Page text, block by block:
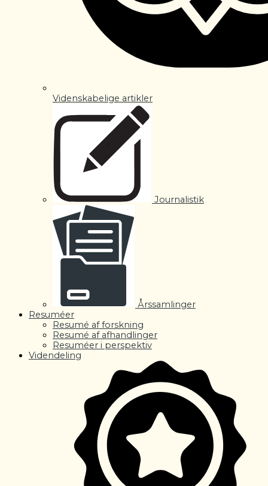
Videnskabelige artikler
Journalistik
Årssamlinger
Resuméer
Resumé af forskning
Resumé af afhandlinger
Resuméer i perspektiv
Videndeling